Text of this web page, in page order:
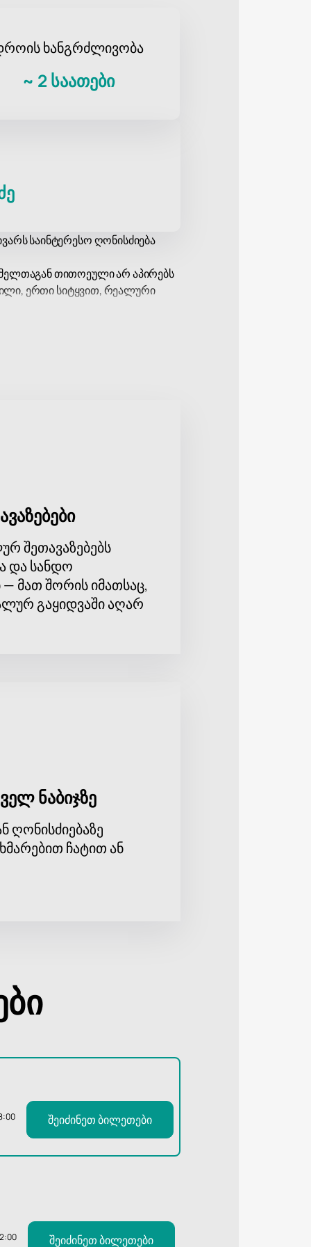
ხანგრძლივობა
~ 2 საათები
საინტერესო ღონისძიება
თითოეული არ აპირებს
ერთი სიტყვით, რეალური
შეთავაზებებს
და სანდო
მათ შორის იმათსაც,
გაყიდვაში აღარ
ნაბიჯზე
ღონისძიებაზე
ჩატით ან
შეიძინეთ ბილეთები
შეიძინეთ ბილეთები